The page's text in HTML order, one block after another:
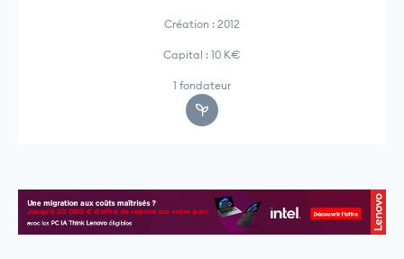
Création : 2012
Capital : 10 K€
1 fondateur